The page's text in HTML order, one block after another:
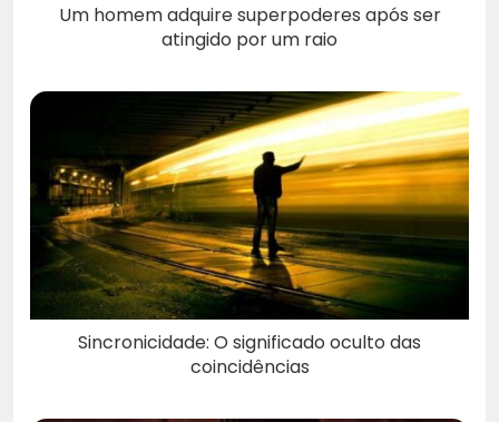
Um homem adquire superpoderes após ser
atingido por um raio
Sincronicidade: O significado oculto das
coincidências